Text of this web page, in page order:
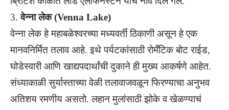
3.वेन्ना लेक (Venna Lake)
वेन्ना लेक हे महाबळेश्वरच्या मध्यवर्ती ठिकाणी असून हे एक
मानवनिर्मित तलाव आहे. इथे पर्यटकांसाठी रोमँटिक बोट राईड,
घोडेस्वारी आणि खाद्यपदार्थांची दुकाने ही मुख्य आकर्षणे आहेत.
संध्याकाळी सुर्यास्ताच्या वेळी तलावाजवळून फिरण्याचा अनुभव
अतिशय रमणीय असतो. लहान मुलांसाठी झोके व खेळण्याचं